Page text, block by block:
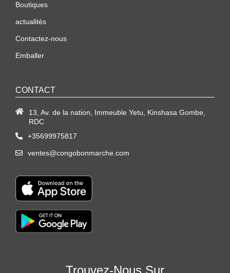
Boutiques
actualités
Contactez-nous
Emballer
CONTACT
13, Av. de la nation, Immeuble Yetu, Kinshasa Gombe,
RDC
+35699975817
ventes@congobonmarche.com
Trouvez-Nous Sur